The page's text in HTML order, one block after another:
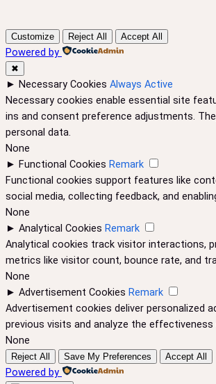
Customize Reject All Accept All
Powered by
✖
► Necessary Cookies Always Active
Necessary cookies enable essential site
ins and consent preference adjustments.
personal data.
None
► Functional Cookies Remark
Functional cookies support features like
social media, collecting feedback, and
None
► Analytical Cookies Remark
Analytical cookies track visitor interactions,
metrics like visitor count, bounce rate, and
None
► Advertisement Cookies Remark
Advertisement cookies deliver personalized
previous visits and analyze the effectiveness
None
Reject All Save My Preferences Accept All
Powered by